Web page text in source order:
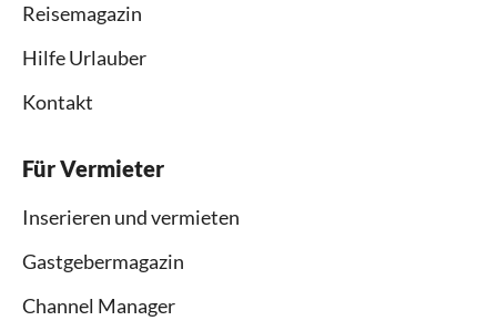
Reisemagazin
Hilfe Urlauber
Kontakt
Für Vermieter
Inserieren und vermieten
Gastgebermagazin
Channel Manager